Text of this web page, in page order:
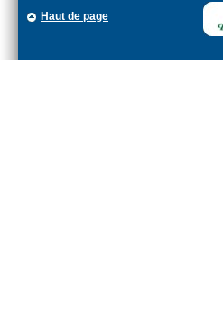
Haut de page